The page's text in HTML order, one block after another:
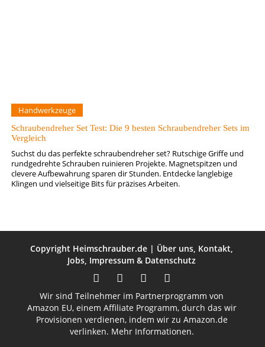
Handwerkzeuge
Schraubendreher Set Test: Die 9 besten Schraubendreher Sets im
Vergleich
Suchst du das perfekte schraubendreher set? Rutschige Griffe und
rundgedrehte Schrauben ruinieren Projekte. Magnetspitzen und
clevere Aufbewahrung sparen dir Stunden. Entdecke langlebige
Klingen und vielseitige Bits für präzises Arbeiten.
Copyright Heimschrauber.de | Über uns, Kontakt,
Jobs, Impressum & Datenschutz
Wir sind Teilnehmer im Partnerprogramm von
Amazon EU, einem Affiliate Programm, durch das wir
Provisionen verdienen, indem wir zu Amazon.de
verlinken. Mehr Informationen.